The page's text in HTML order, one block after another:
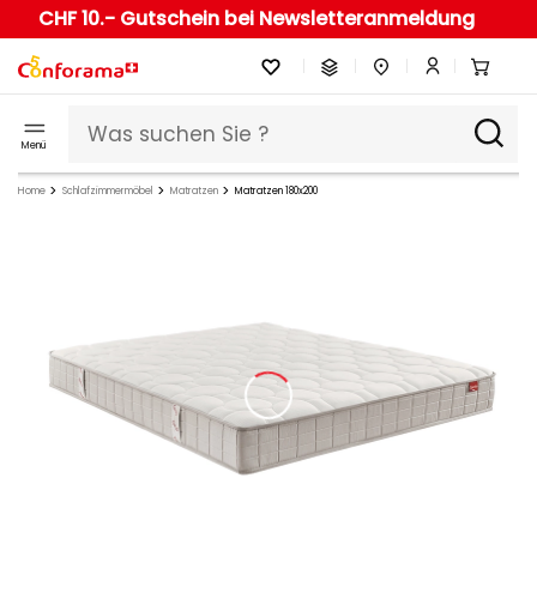
CHF 10.- Gutschein bei Newsletteranmeldung
Menü
Home Schlafzimmermöbel Matratzen Matratzen 180x200